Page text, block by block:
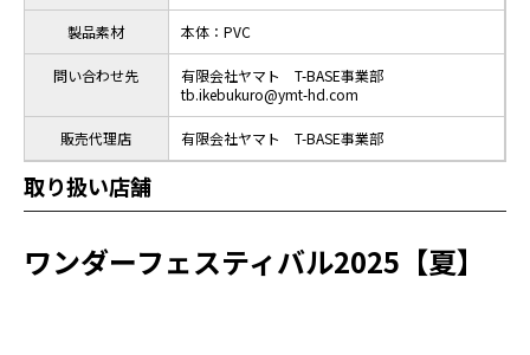
製品素材 本体：PVC
問い合わせ先
有限会社ヤマト T-BASE事業部
tb.ikebukuro@ymt-hd.com
販売代理店 有限会社ヤマト T-BASE事業部
取り扱い店舗
ワンダーフェスティバル2025【夏】